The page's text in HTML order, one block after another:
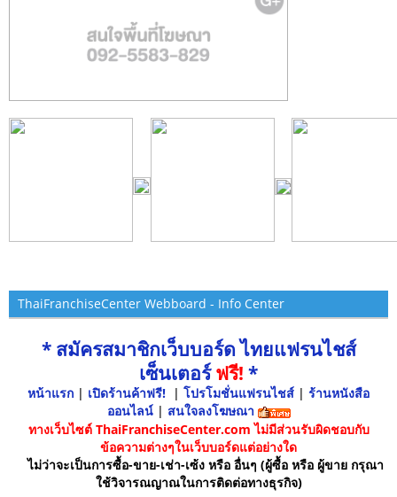
ThaiFranchiseCenter Webboard - Info Center
* สมัครสมาชิกเว็บบอร์ด ไทยแฟรนไชส์
เซ็นเตอร์ฟรี! *
หน้าแรก | เปิดร้านค้าฟรี! | โปรโมชั่นแฟรนไชส์ | ร้านหนังสือ
ออนไลน์ | สนใจลงโฆษณา
ทางเว็บไซต์ ThaiFranchiseCenter.com ไม่มีส่วนรับผิดชอบกับ
ข้อความต่างๆในเว็บบอร์ดแต่อย่างใด
ไม่ว่าจะเป็นการซื้อ-ขาย-เช่า-เซ้ง หรือ อื่นๆ (ผู้ซื้อ หรือ ผู้ขาย กรุณา
ใช้วิจารณญาณในการติดต่อทางธุรกิจ)